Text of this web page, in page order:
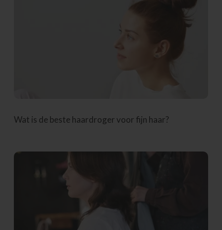
Wat is de beste haardroger voor fijn haar?